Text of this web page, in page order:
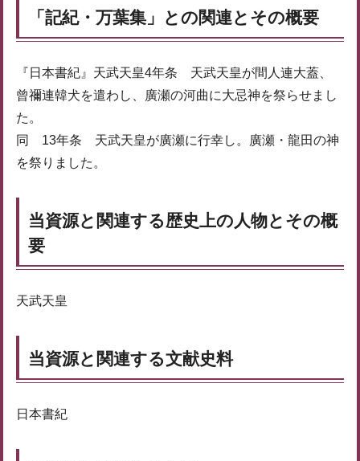
「記紀・万葉集」との関連とその概要
『日本書紀』天武天皇4年条 天武天皇が間人連大蓋、
曾禰連韓犬を遣わし、廣瀬の河曲に大忌神を祭らせまし
た。
同 13年条 天武天皇が廣瀬に行幸し。廣瀬・龍田の神
を祭りました。
当資源と関連する歴史上の人物とその概
要
天武天皇
当資源と関連する文献史料
日本書紀